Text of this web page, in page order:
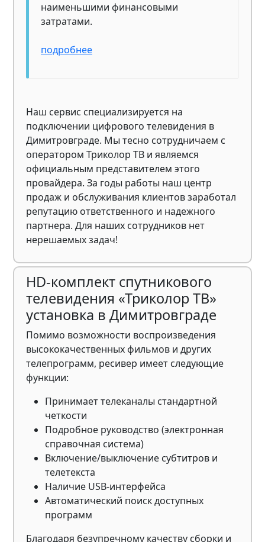
наименьшими финансовыми
затратами.
подробнее
Наш сервис специализируется на
подключении цифрового телевидения в
Димитровграде. Мы тесно сотрудничаем с
оператором Триколор ТВ и являемся
официальным представителем этого
провайдера. За годы работы наш центр
продаж и обслуживания клиентов заработал
репутацию ответственного и надежного
партнера. Для наших сотрудников нет
нерешаемых задач!
HD-комплект спутникового
телевидения «Триколор ТВ»
установка в Димитровграде
Помимо возможности воспроизведения
высококачественных фильмов и других
телепрограмм, ресивер имеет следующие
функции:
Принимает телеканалы стандартной
четкости
Подробное руководство (электронная
справочная система)
Включение/выключение субтитров и
телетекста
Наличие USB-интерфейса
Автоматический поиск доступных
программ
Благодаря безупречному качеству сборки и